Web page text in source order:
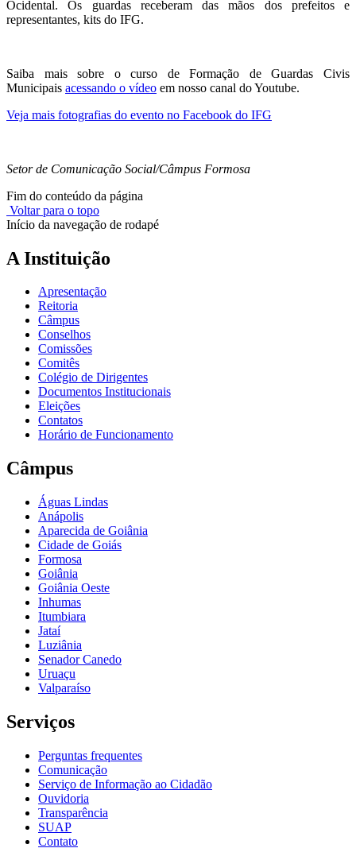
Ocidental. Os guardas receberam das mãos dos prefeitos e
representantes, kits do IFG.
Saiba mais sobre o curso de Formação de Guardas Civis
Municipais acessando o vídeo em nosso canal do Youtube.
Veja mais fotografias do evento no Facebook do IFG
Setor de Comunicação Social/Câmpus Formosa
Fim do conteúdo da página
Voltar para o topo
Início da navegação de rodapé
A Instituição
Apresentação
Reitoria
Câmpus
Conselhos
Comissões
Comitês
Colégio de Dirigentes
Documentos Institucionais
Eleições
Contatos
Horário de Funcionamento
Câmpus
Águas Lindas
Anápolis
Aparecida de Goiânia
Cidade de Goiás
Formosa
Goiânia
Goiânia Oeste
Inhumas
Itumbiara
Jataí
Luziânia
Senador Canedo
Uruaçu
Valparaíso
Serviços
Perguntas frequentes
Comunicação
Serviço de Informação ao Cidadão
Ouvidoria
Transparência
SUAP
Contato